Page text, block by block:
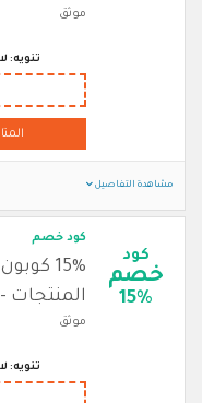
موثق
تنويه:
مشاهدة التفاصيل
كود
خصم
15%
كود خصم
15%
المنتجات -
موثق
تنويه: